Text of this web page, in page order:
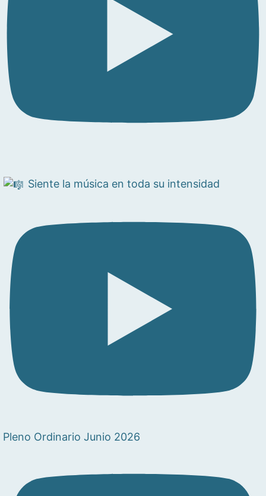
Siente la música en toda su intensidad
Pleno Ordinario Junio 2026